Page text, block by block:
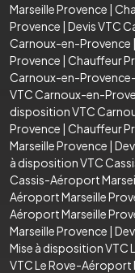
Marseille Provence |
Provence | Devis VTC
Carnoux-en-Provence |
Provence | Chauffeur
Carnoux-en-
VTC Carnoux-en-
disposition VTC
Provence | Chauffeur
Marseille Provence |
à disposition VTC
Cassis-Aéroport
Aéroport Marseille
Aéroport Marseille
Marseille Provence |
Mise à disposition VTC
VTC Le Rove-Aéroport